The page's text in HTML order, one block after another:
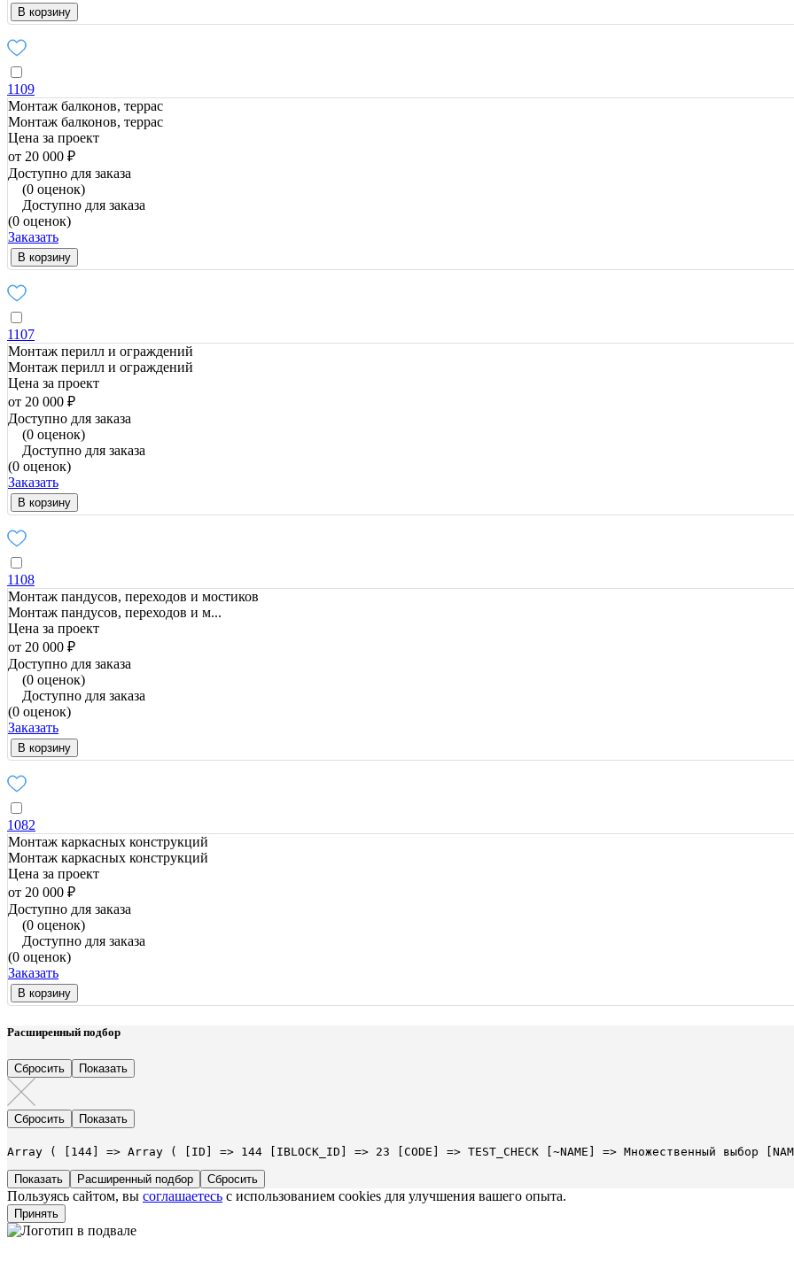
В корзину
1109
Монтаж балконов, террас
Монтаж балконов, террас
Цена за проект
от 20 000 ₽
Доступно для заказа
(0 оценок)
Доступно для заказа
(0 оценок)
Заказать
В корзину
1107
Монтаж перилл и ограждений
Монтаж перилл и ограждений
Цена за проект
от 20 000 ₽
Доступно для заказа
(0 оценок)
Доступно для заказа
(0 оценок)
Заказать
В корзину
1108
Монтаж пандусов, переходов и мостиков
Монтаж пандусов, переходов и м...
Цена за проект
от 20 000 ₽
Доступно для заказа
(0 оценок)
Доступно для заказа
(0 оценок)
Заказать
В корзину
1082
Монтаж каркасных конструкций
Монтаж каркасных конструкций
Цена за проект
от 20 000 ₽
Доступно для заказа
(0 оценок)
Доступно для заказа
(0 оценок)
Заказать
В корзину
Расширенный подбор
Array ( [144] => Array ( [ID] => 144 [IBLOCK_ID] => 23 [CODE] => TEST_CHECK [~NAME] => Множественный выбор
Расширенный подбор
Пользуясь сайтом, вы соглашаетесь с использованием cookies для улучшения вашего опыта.
Принять